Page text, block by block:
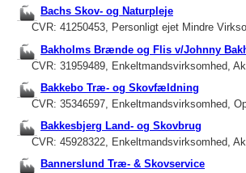
Bachs Skov- og Naturpleje
CVR: 41250453, Personligt ejet Mindre
Bakholms Brænde og Flis v/Johnny
CVR: 31959489, Enkeltmandsvirksomhed,
Bakkebo Træ- og Skovfældning
CVR: 35346597, Enkeltmandsvirksomhed,
Bakkesbjerg Land- og Skovbrug
CVR: 45928322, Enkeltmandsvirksomhed,
Bannerslund Træ- & Skovservice